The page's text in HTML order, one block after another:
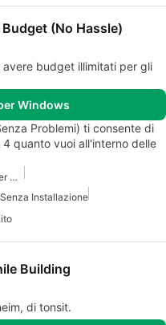
(No Hassle)
budget illimitati per gli
Windows
Problemi) ti consente di
quanto vuoi all'interno delle
Giochi Di Costruzione Mondiale Per Windows
Installazione
Building
di tonsit.